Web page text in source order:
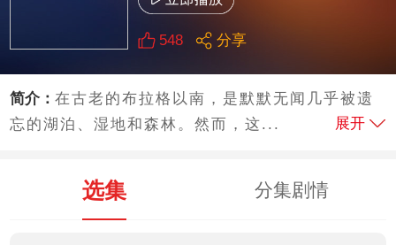
548 分享
简介：在古老的布拉格以南，是默默无闻几乎被遗
忘的湖泊、湿地和森林。然而，这...
展开
选集 分集剧情